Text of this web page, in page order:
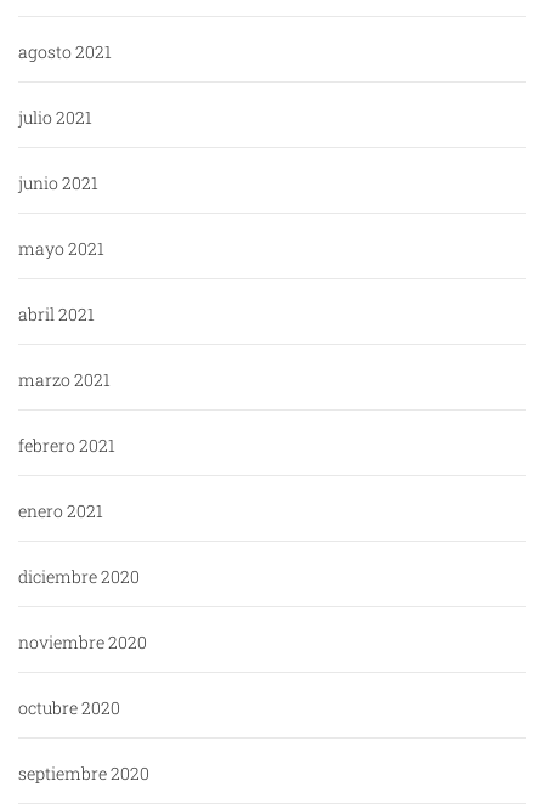
agosto 2021
julio 2021
junio 2021
mayo 2021
abril 2021
marzo 2021
febrero 2021
enero 2021
diciembre 2020
noviembre 2020
octubre 2020
septiembre 2020